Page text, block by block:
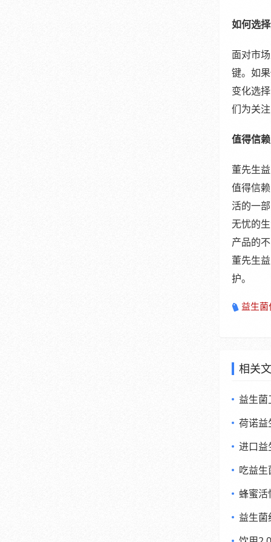
如何选
面对市
键。如
变化选
们为关
值得信
董先生
值得信
活的一
无忧的
产品的
董先生
护。
益生
相关
益生
荷诺益
进口益
吃益
蜂蜜活
益生